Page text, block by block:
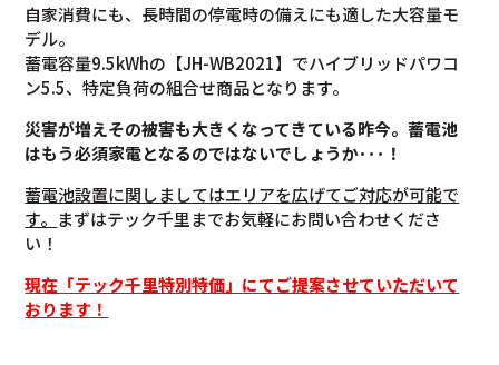
自家消費にも、長時間の停電時の備えにも適した大容量モ
デル。
蓄電容量9.5kWhの【JH-WB2021】でハイブリッドパワコ
ン5.5、特定負荷の組合せ商品となります。
災害が増えその被害も大きくなってきている昨今。蓄電池
はもう必須家電となるのではないでしょうか･･･！
蓄電池設置に関しましてはエリアを広げてご対応が可能で
す。 まずはテック千里までお気軽にお問い合わせくださ
い！
現在「テック千里特別特価」にてご提案させていただいて
おります！